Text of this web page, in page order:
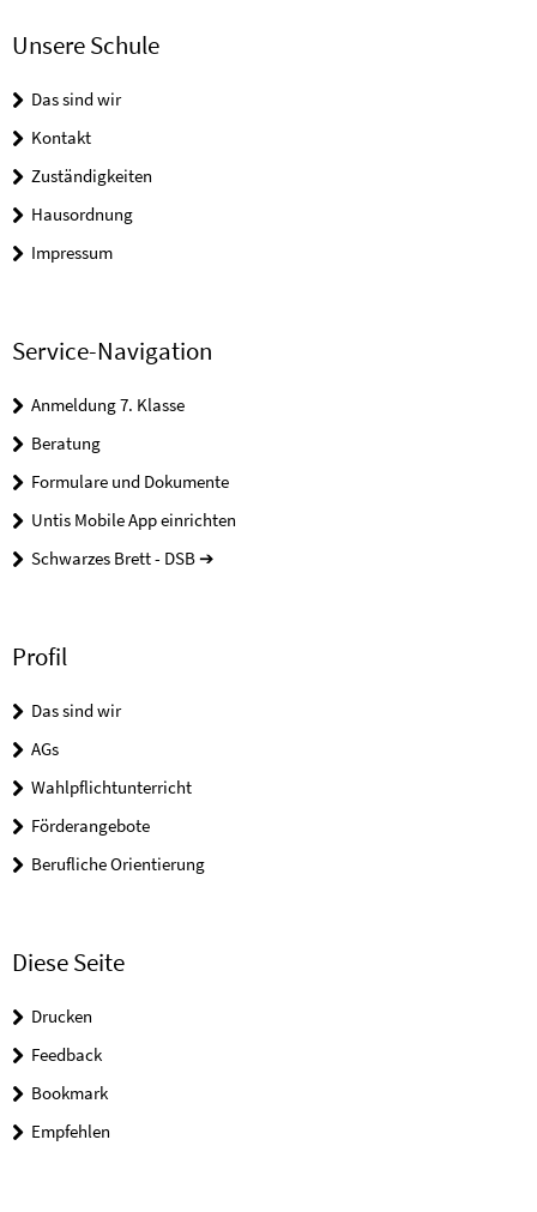
Unsere Schule
Das sind wir
Kontakt
Zuständigkeiten
Hausordnung
Impressum
Service-Navigation
Anmeldung 7. Klasse
Beratung
Formulare und Dokumente
Untis Mobile App einrichten
Schwarzes Brett - DSB ➔
Profil
Das sind wir
AGs
Wahlpflichtunterricht
Förderangebote
Berufliche Orientierung
Diese Seite
Drucken
Feedback
Bookmark
Empfehlen